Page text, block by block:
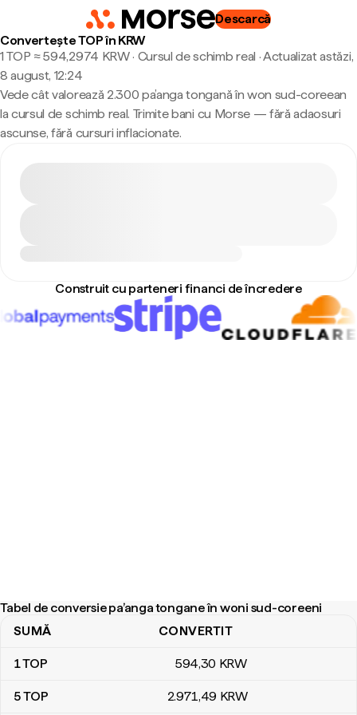
Descarcă
Convertește TOP în KRW
1 TOP ≈ 594,2974 KRW · Cursul de schimb real ·Actualizat astăzi,
8 august, 12:24
Vede cât valorează 2.300 pa’anga tongană în won sud-coreean
la cursul de schimb real. Trimite bani cu Morse — fără adaosuri
ascunse, fără cursuri inflacionate.
Construit cu parteneri financi de încredere
Tabel de conversie pa’anga tongane în woni sud-coreeni
Tabel de conversie pa’anga tongane în woni sud-coreeni
SUMĂ CONVERTIT
1TOP 594,30 KRW
5TOP 2.971,49 KRW